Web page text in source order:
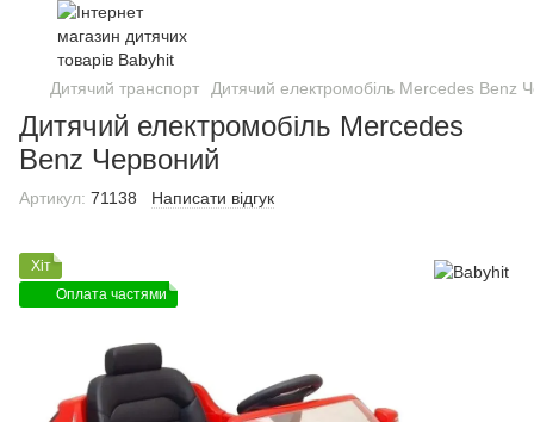
Дитячий транспорт Дитячий електромобіль Mercedes Benz
Дитячий електромобіль Mercedes
Benz Червоний
Артикул: 71138 Написати відгук
Хіт
Оплата частями